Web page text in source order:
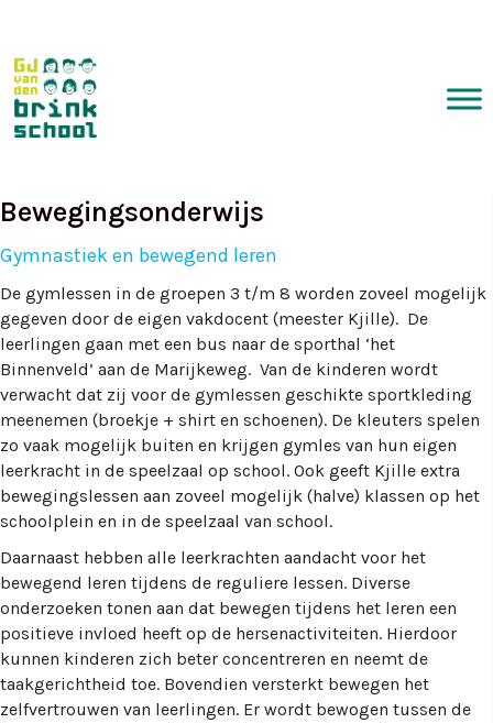
Bewegingsonderwijs
Gymnastiek en bewegend leren
De gymlessen in de groepen 3 t/m 8 worden zoveel mogelijk
gegeven door de eigen vakdocent (meester Kjille). De
leerlingen gaan met een bus naar de sporthal ‘het
Binnenveld’ aan de Marijkeweg. Van de kinderen wordt
verwacht dat zij voor de gymlessen geschikte sportkleding
meenemen (broekje + shirt en schoenen). De kleuters spelen
zo vaak mogelijk buiten en krijgen gymles van hun eigen
leerkracht in de speelzaal op school. Ook geeft Kjille extra
bewegingslessen aan zoveel mogelijk (halve) klassen op het
schoolplein en in de speelzaal van school.
Daarnaast hebben alle leerkrachten aandacht voor het
bewegend leren tijdens de reguliere lessen. Diverse
onderzoeken tonen aan dat bewegen tijdens het leren een
positieve invloed heeft op de hersenactiviteiten. Hierdoor
kunnen kinderen zich beter concentreren en neemt de
taakgerichtheid toe. Bovendien versterkt bewegen het
zelfvertrouwen van leerlingen. Er wordt bewogen tussen de